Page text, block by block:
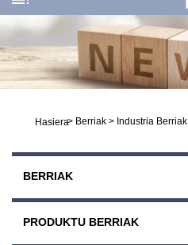
Hasiera> Berriak > Industria Berriak
BERRIAK
PRODUKTU BERRIAK